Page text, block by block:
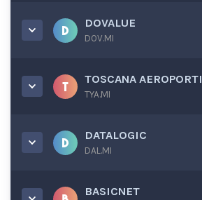
DOVALUE
DOV.MI
TOSCANA AEROPORTI
TYA.MI
DATALOGIC
DAL.MI
BASICNET